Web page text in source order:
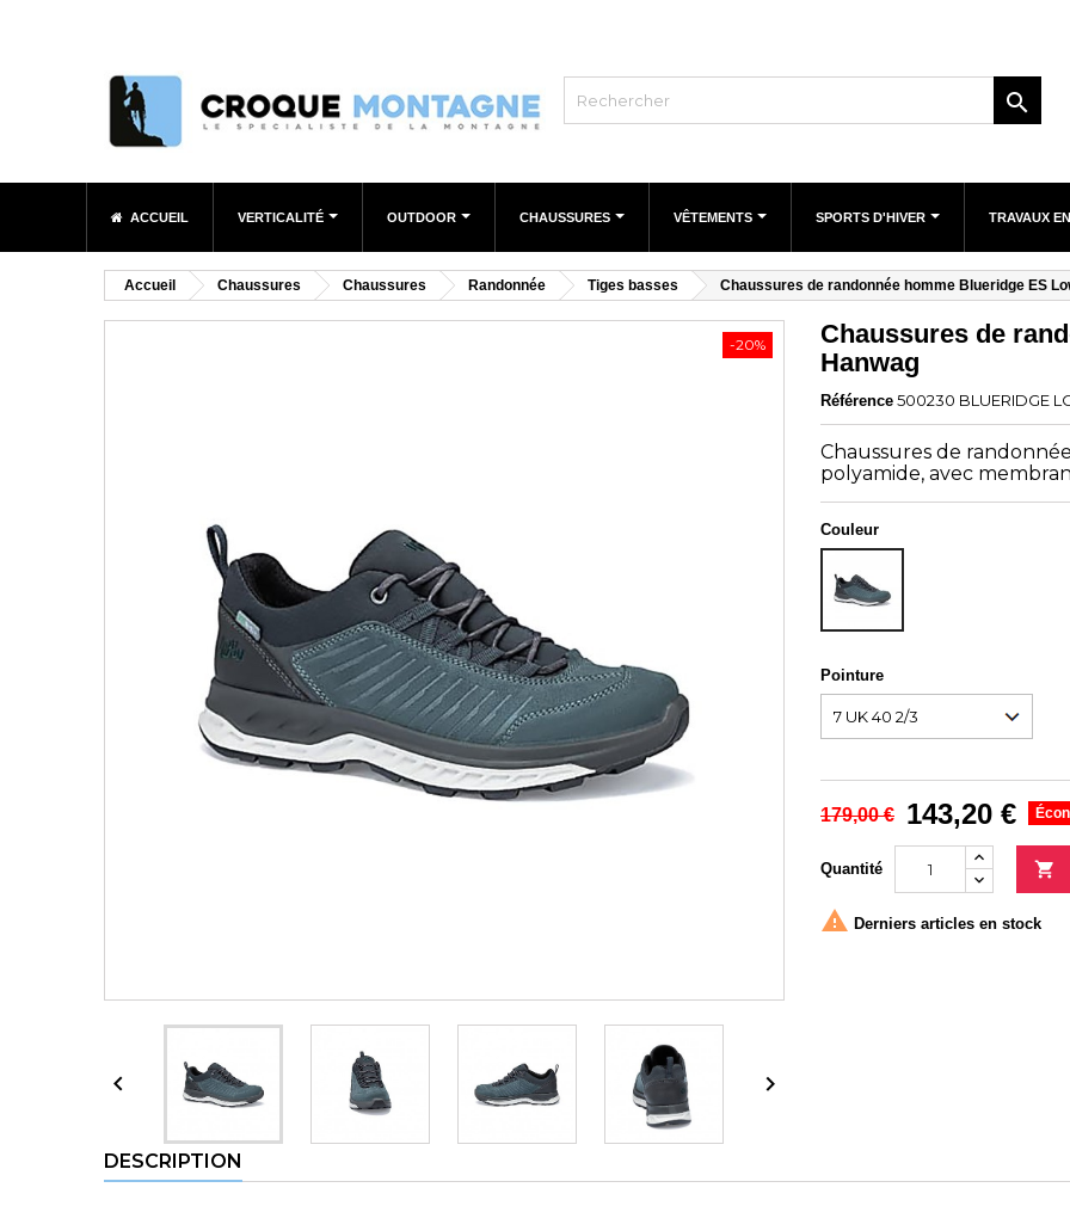

ACCUEIL VERTICALITÉ OUTDOOR CHAUSSURES VÊTEMENTS SPORTS D'HIVER TRAVAUX
Accueil Chaussures Chaussures Randonnée Tiges basses Chaussures de randonnée homme Blueridge ES
-20%
 
Chaussures de
Hanwag
Référence 500230 BLUERIDGE
Chaussures de
polyamide, avec
Couleur
ANTHRACITE
Pointure
179,00 € 143,20 €
Quantité 
 Derniers articles en stock
DESCRIPTION